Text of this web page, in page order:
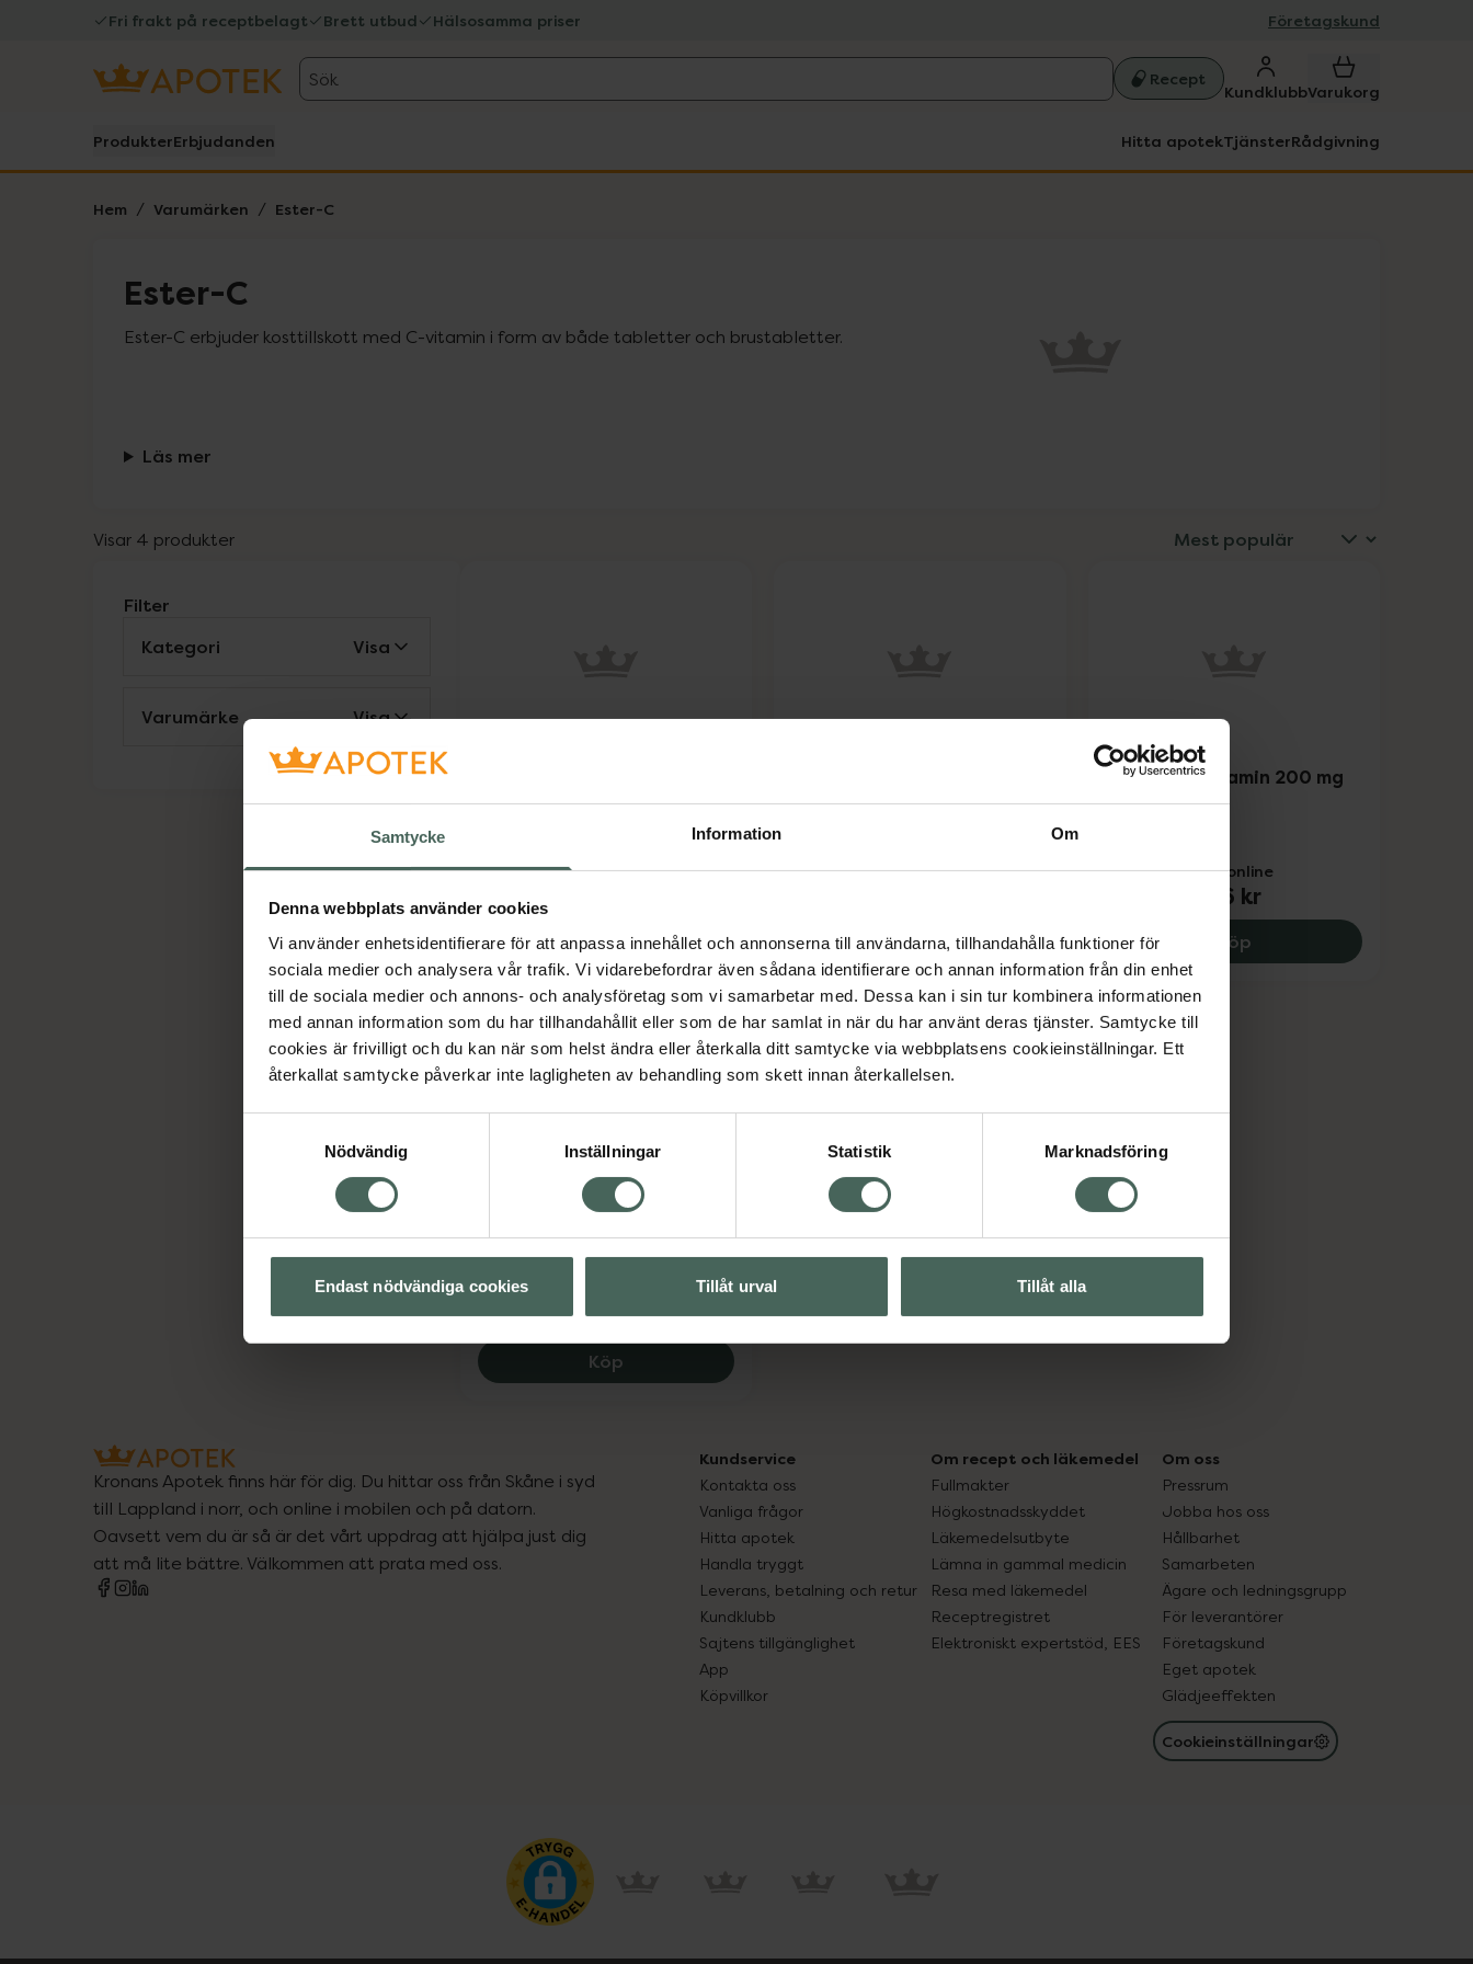
Samtycke Information Om
Denna webbplats använder cookies
Vi använder enhetsidentifierare för att anpassa innehållet och annonserna till användarna, tillhandahålla funktioner för
sociala medier och analysera vår trafik. Vi vidarebefordrar även sådana identifierare och annan information från din enhet
till de sociala medier och annons- och analysföretag som vi samarbetar med. Dessa kan i sin tur kombinera informationen
med annan information som du har tillhandahållit eller som de har samlat in när du har använt deras tjänster. Samtycke till
cookies är frivilligt och du kan när som helst ändra eller återkalla ditt samtycke via webbplatsens cookieinställningar. Ett
återkallat samtycke påverkar inte lagligheten av behandling som skett innan återkallelsen.
Nödvändig
Inställningar Statistik Marknadsföring
Endast nödvändiga cookies Tillåt urval Tillåt alla
Fri frakt på receptbelagt Brett utbud Hälsosamma priser Företagskund
Sök Recept
KundklubbVarukorg
ProdukterErbjudanden Hitta apotekTjänsterRådgivning
Hem Varumärken Ester-C
Ester-C
Ester-C erbjuder kosttillskott med C-vitamin i form av både tabletter och brustabletter.
Läs mer
Visar 4 produkter
Filter
Kategori
Visa
Varumärke Visa
Tabletter 60 st
Pris online
KöpEster-C, C-vitamin 1000 mg, 159 kr.
Tabletter 500 mg
Pris online
KöpEster-C, C-vitamin 500 mg, 122 kr.
5 av 5 i omdöme
Ester-C C-vitamin 200 mg
Tablett, 90 st
Pris online
76 kr
KöpEster-C C-vitamin 200
Ester-C C-vitamin 1000 mg
82 kr
Köp Ester-C C-vitamin 1000 mg, 82 kr.
Kronans Apotek finns här för dig. Du hittar oss från Skåne i syd
till Lappland i norr, och online i mobilen och på datorn.
Oavsett vem du är så är det vårt uppdrag att hjälpa just dig
att må lite bättre. Välkommen att prata med oss.
Kundservice
Kontakta oss
Vanliga frågor
Hitta apotek
Handla tryggt
Leverans, betalning och retur
Kundklubb
Sajtens tillgänglighet
App
Köpvillkor
Om recept och läkemedel
Fullmakter
Högkostnadsskyddet
Läkemedelsutbyte
Lämna in gammal medicin
Resa med läkemedel
Receptregistret
Elektroniskt expertstöd, EES
Om oss
Pressrum
Jobba hos oss
Hållbarhet
Samarbeten
Ägare och ledningsgrupp
För leverantörer
Företagskund
Eget apotek
Glädjeeffekten
Cookieinställningar